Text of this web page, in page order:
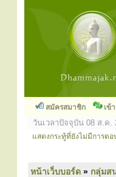
สมัครสมาชิก เข้
วันเวลาปัจจุบัน 08 ส.ค.
แสดงกระทู้ที่ยังไม่มีการตอ
หน้าเว็บบอร์ด » กลุ่มส